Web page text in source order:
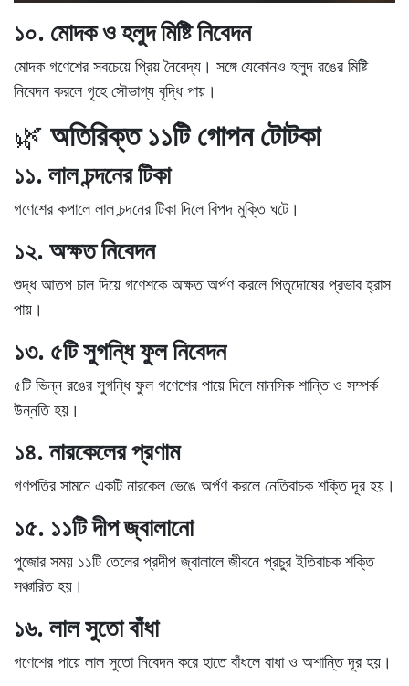
১০. মোদক ও হলুদ মিষ্টি নিবেদন
মোদক গণেশের সবচেয়ে প্রিয় নৈবেদ্য । সঙ্গে যেকোনও হলুদ রঙের মিষ্টি
নিবেদন করলেগৃহে সৌভাগ্য বৃদ্ধি পায়।
🌿 অতিরিক্ত ১১টি গোপন টোটকা
১১. লাল চন্দনের টিকা
গণেশের কপালেলাল চন্দনের টিকাদিলেবিপদ মুক্তিঘটে।
১২. অক্ষত নিবেদন
শুদ্ধ আতপ চাল দিয়ে গণেশকেঅক্ষত অর্পণকরলেপিতৃদোষের প্রভাবহ্রাস
পায়।
১৩. ৫টি সুগন্ধি ফুল নিবেদন
৫টি ভিন্ন রঙেরসুগন্ধি ফুলগণেশের পায়ে দিলেমানসিক শান্তি ও সম্পর্ক
উন্নতিহয়।
১৪. নারকেলের প্রণাম
গণপতির সামনে একটি নারকেল ভেঙে অর্পণ করলেনেতিবাচক শক্তি দূর হয় ।
১৫. ১১টি দীপ জ্বালানো
পুজোর সময় ১১টি তেলের প্রদীপজ্বালালে জীবনে প্রচুর ইতিবাচক শক্তি
সঞ্চারিত হয়।
১৬. লাল সুতো বাঁধা
গণেশের পায়ে লাল সুতোনিবেদন করে হাতে বাঁধলেবাধা ও অশান্তি দূরহয়।